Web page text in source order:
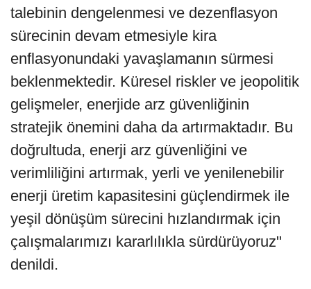
talebinin dengelenmesi ve dezenflasyon
sürecinin devam etmesiyle kira
enflasyonundaki yavaşlamanın sürmesi
beklenmektedir. Küresel riskler ve jeopolitik
gelişmeler, enerjide arz güvenliğinin
stratejik önemini daha da artırmaktadır. Bu
doğrultuda, enerji arz güvenliğini ve
verimliliğini artırmak, yerli ve yenilenebilir
enerji üretim kapasitesini güçlendirmek ile
yeşil dönüşüm sürecini hızlandırmak için
çalışmalarımızı kararlılıkla sürdürüyoruz"
denildi.